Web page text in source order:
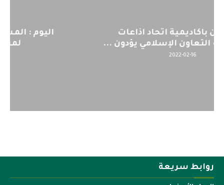
اليوم : المشاركة بالاجتماع التحضيري
لمنظمي قمة اسيا...
روابط سريعة